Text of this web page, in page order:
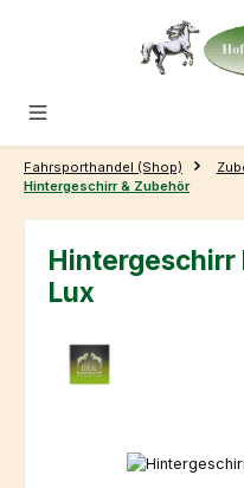
Zum Hauptinhalt springen
Fahrsporthandel (Shop)
Hintergeschirr & Zubehör
Hintergeschirr
Lux
Bildergalerie überspringen